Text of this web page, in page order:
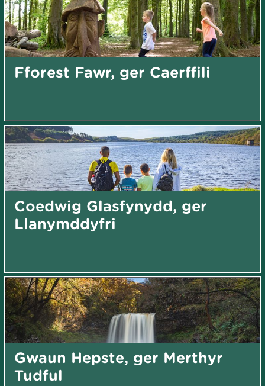
Fforest Fawr, ger Caerffili
Coedwig Glasfynydd, ger
Llanymddyfri
Gwaun Hepste, ger Merthyr
Tudful